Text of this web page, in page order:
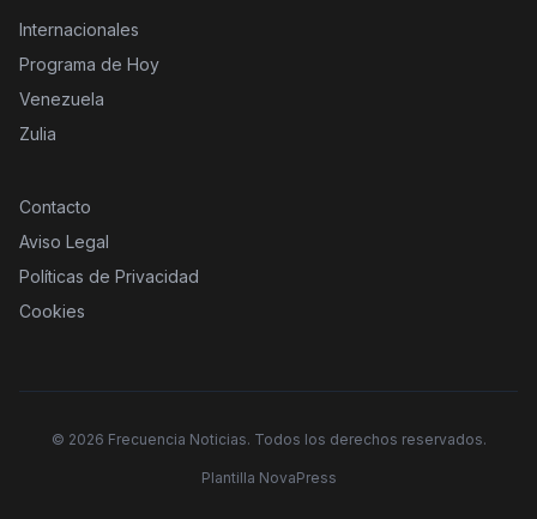
Internacionales
Programa de Hoy
Venezuela
Zulia
Contacto
Aviso Legal
Políticas de Privacidad
Cookies
© 2026 Frecuencia Noticias. Todos los derechos reservados.
Plantilla NovaPress